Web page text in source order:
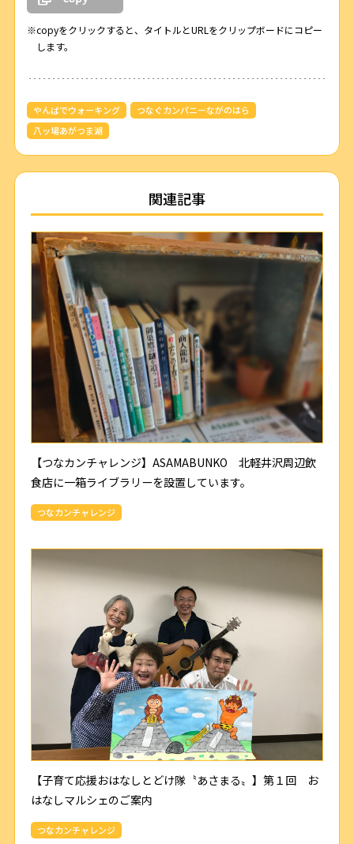
※copyをクリックすると、タイトルとURLをクリップボードにコピー
します。
やんばでウォーキング
つなぐカンパニーながのはら
八ッ場あがつま湖
関連記事
【つなカンチャレンジ】ASAMABUNKO 北軽井沢周辺飲
食店に一箱ライブラリーを設置しています。
つなカンチャレンジ
【子育て応援おはなしとどけ隊〝あさまる〟】第１回 お
はなしマルシェのご案内
つなカンチャレンジ